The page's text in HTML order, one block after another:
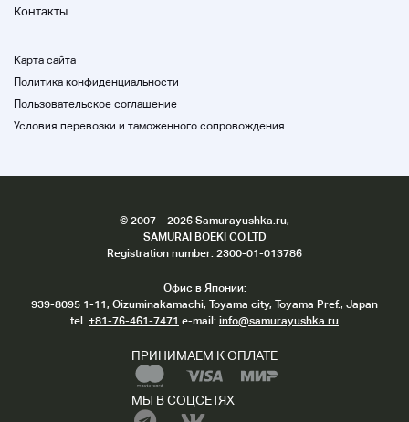
Контакты
Карта сайта
Политика конфиденциальности
Пользовательское соглашение
Условия перевозки и таможенного сопровождения
© 2007—2026 Samurayushka.ru,
SAMURAI BOEKI CO.LTD
Registration number: 2300-01-013786
Офис в Японии:
939-8095 1-11, Oizuminakamachi, Toyama city, Toyama Pref., Japan
tel. +81-76-461-7471 e-mail: info@samurayushka.ru
ПРИНИМАЕМ К ОПЛАТЕ
МЫ В СОЦСЕТЯХ